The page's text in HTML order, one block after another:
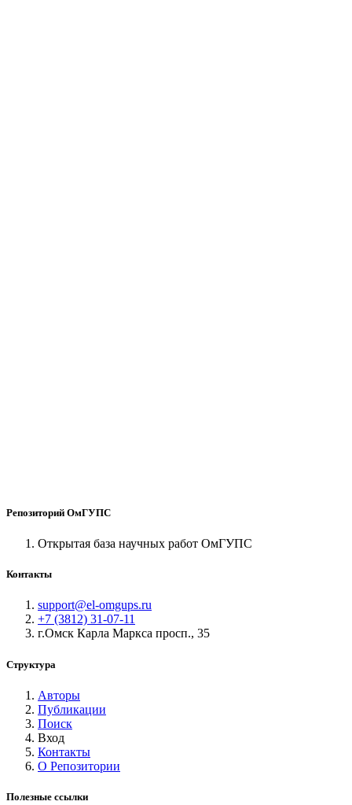
Репозиторий ОмГУПС
Открытая база научных работ ОмГУПС
Контакты
support@el-omgups.ru
+7 (3812) 31-07-11
г.Омск Карла Маркса просп., 35
Структура
Авторы
Публикации
Поиск
Вход
Контакты
О Репозитории
Полезные ссылки